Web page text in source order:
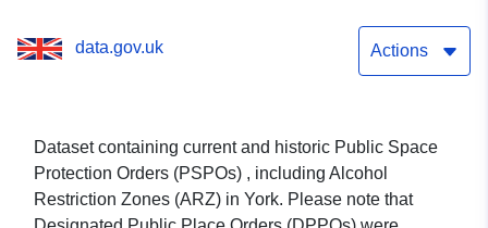
data.gov.uk Actions
Dataset containing current and historic Public Space
Protection Orders (PSPOs) , including Alcohol
Restriction Zones (ARZ) in York. Please note that